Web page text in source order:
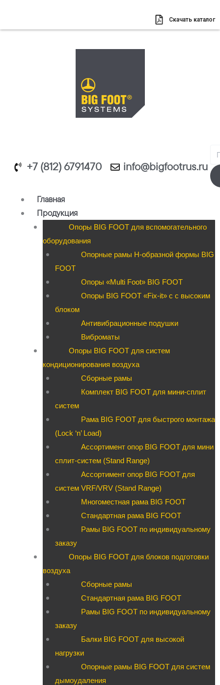
содержимому
Скачать каталог
+7 (812) 6791470 info@bigfootrus.ru
Главная
Продукция
Опоры BIG FOOT для вспомогательного
оборудования
Опорные рамы H-образной формы BIG
FOOT
Опоры «Multi Foot» BIG FOOT
Опоры BIG FOOT «Fix-it» c с высоким
блоком
Антивибрационные подушки
Виброматы
Опоры BIG FOOT для систем
кондиционирования воздуха
Сборные рамы
Комплект BIG FOOT для мини-сплит
систем
Рама BIG FOOT для быстрого монтажа
(Lock ‘n’ Load)
Ассортимент опор BIG FOOT для мини
сплит-систем (Stand Range)
Ассортимент опор BIG FOOT для
систем VRF/VRV (Stand Range)
Многоместная рама BIG FOOT
Стандартная рама BIG FOOT
Рамы BIG FOOT по индивидуальному
заказу
Опоры BIG FOOT для блоков подготовки
воздуха
Сборные рамы
Стандартная рама BIG FOOT
Рамы BIG FOOT по индивидуальному
заказу
Балки BIG FOOT для высокой
нагрузки
Опорные рамы BIG FOOT для систем
дымоудаления